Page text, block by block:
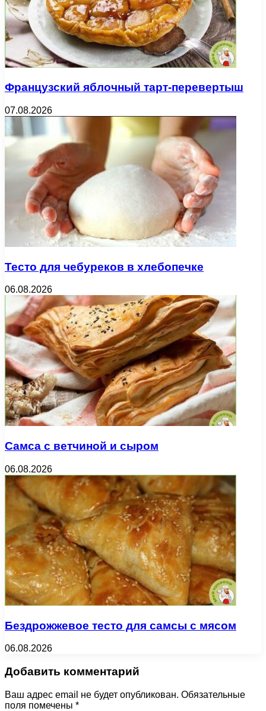
Французский яблочный тарт-перевертыш
07.08.2026
Тесто для чебуреков в хлебопечке
06.08.2026
Самса с ветчиной и сыром
06.08.2026
Бездрожжевое тесто для самсы с мясом
06.08.2026
Добавить комментарий
Ваш адрес email не будет опубликован. Обязательные
поля помечены *